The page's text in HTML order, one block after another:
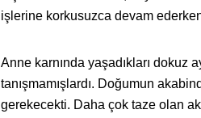
işlerine korkusuzca devam
Anne karnında yaşadıkları dokuz
tanışmamışlardı. Doğumun
gerekecekti. Daha çok taze olan